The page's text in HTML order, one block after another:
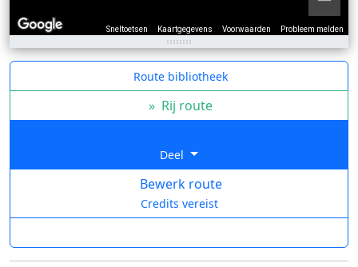
Sneltoetsen Kaartgegevens Voorwaarden Probleem melden
Route bibliotheek
» Rij route
Deel
Bewerk route
Credits vereist